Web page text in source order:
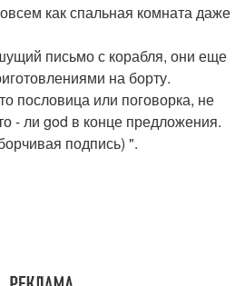
как спальная комната даже
письмо с корабля, они еще
на борту.
пословица или поговорка, не
- ли god в конце предложения.
подпись) ".